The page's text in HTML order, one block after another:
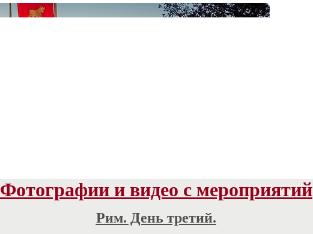
Фотографии и видео с мероприятий
Рим. День третий.